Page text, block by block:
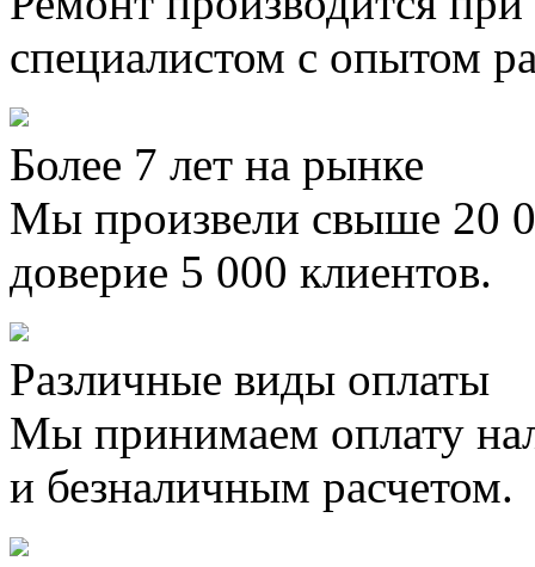
специалистом с опытом
Более 7 лет на рынке
Мы произвели свыше 20
доверие 5 000 клиентов.
Различные виды оплаты
Мы принимаем оплату
и безналичным расчетом.